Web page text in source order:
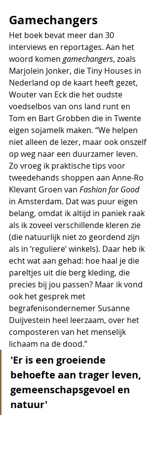
Gamechangers
Het boek bevat meer dan 30
interviews en reportages. Aan het
woord komen gamechangers, zoals
Marjolein Jonker, die Tiny Houses in
Nederland op de kaart heeft gezet,
Wouter van Eck die het oudste
voedselbos van ons land runt en
Tom en Bart Grobben die in Twente
eigen sojamelk maken. “We helpen
niet alleen de lezer, maar ook onszelf
op weg naar een duurzamer leven.
Zo vroeg ik praktische tips voor
tweedehands shoppen aan Anne-Ro
Klevant Groen van Fashion for Good
in Amsterdam. Dat was puur eigen
belang, omdat ik altijd in paniek raak
als ik zoveel verschillende kleren zie
(die natuurlijk niet zo geordend zijn
als in ‘reguliere’ winkels). Daar heb ik
echt wat aan gehad: hoe haal je die
pareltjes uit die berg kleding, die
precies bij jou passen? Maar ik vond
ook het gesprek met
begrafenisondernemer Susanne
Duijvestein heel leerzaam, over het
composteren van het menselijk
lichaam na de dood.”
'Er is een groeiende
behoefte aan trager leven,
gemeenschapsgevoel en
natuur'